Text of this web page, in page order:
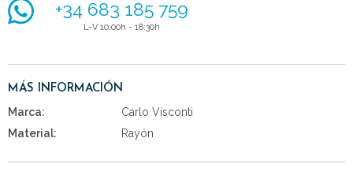
+34 683 185 759
L-V 10:00h - 18:30h
MÁS INFORMACIÓN
Marca:
Carlo Visconti
Material:
Rayón